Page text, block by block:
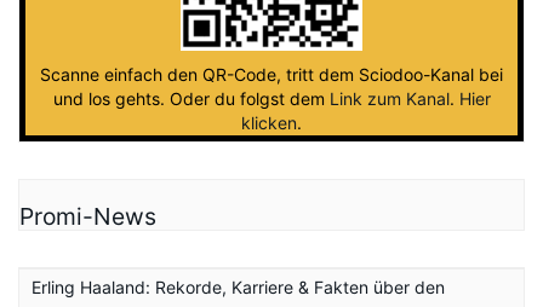
Scanne einfach den QR-Code, tritt dem Sciodoo-Kanal bei
und los gehts. Oder du folgst dem Link zum Kanal. Hier
klicken.
Promi-News
Erling Haaland: Rekorde, Karriere & Fakten über den